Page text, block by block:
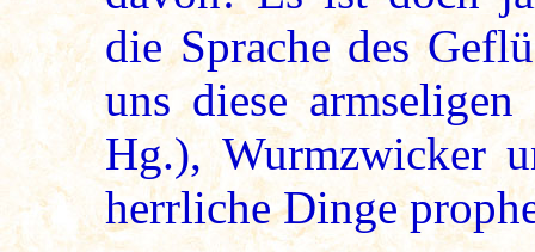
die Sprache des
uns diese
Hg.), Wurmzwicker
herrliche Dinge